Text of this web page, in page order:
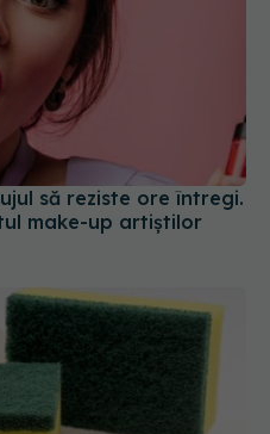
să reziste ore întregi.
make-up artiștilor